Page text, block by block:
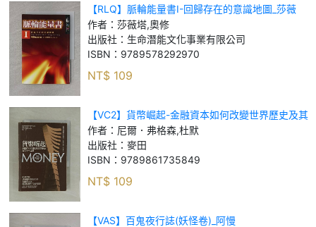
【RLQ】脈輪能量書I-回歸存在的意識地圖_莎薇
塔, 奧修
作者： 莎薇塔,奧修
出版社： 生命潛能文化事業有限公司
ISBN： 9789578292970
NT$ 109
【VC2】貨幣崛起-金融資本如何改變世界歷史及其
未來之路_尼爾．弗格森 , 杜默
作者： 尼爾．弗格森,杜默
出版社： 麥田
ISBN： 9789861735849
NT$ 109
【VAS】百鬼夜行誌(妖怪卷)_阿慢